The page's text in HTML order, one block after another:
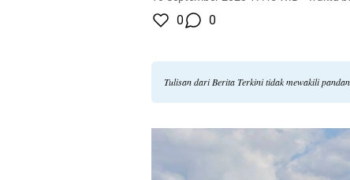
0 0
Tulisan dari Berita Terkini tidak mewakili